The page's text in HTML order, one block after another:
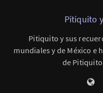
Pitiquito
Pitiquito y sus
mundiales y de México e
de